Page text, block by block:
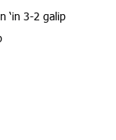
‘in 3-2 galip